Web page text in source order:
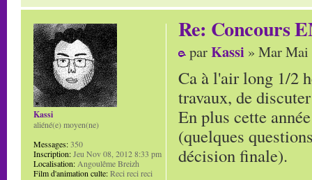
Re: Concours
parKassi » Mar Mai
Ca à l'air long 1/2
travaux, de
En plus cette
(quelques
décision finale).
Kassi
aliéné(e) moyen(ne)
Messages:350
Inscription:Jeu Nov 08, 2012 8:33 pm
Localisation:Angoulême Breizh
Film d'animation culte:Reci reci reci